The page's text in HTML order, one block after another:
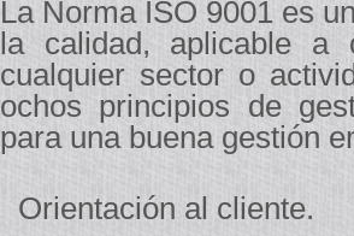
La Norma ISO 9001 es
la calidad, aplicable a
cualquier sector o
ochos principios de
para una buena gestión
Orientación al cliente.